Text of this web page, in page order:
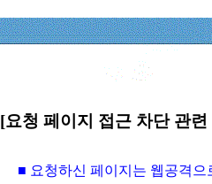
[요청 페이지 접근 차단 관
■ 요청하신 페이지는 웹공격